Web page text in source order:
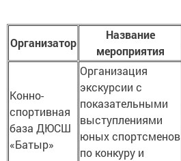
Организатор
Название
мероприятия
Конно-
спортивная
база ДЮСШ
«Батыр»
Организация
экскурсии с
показательными
выступлениями
юных спортсменов
по конкуру и